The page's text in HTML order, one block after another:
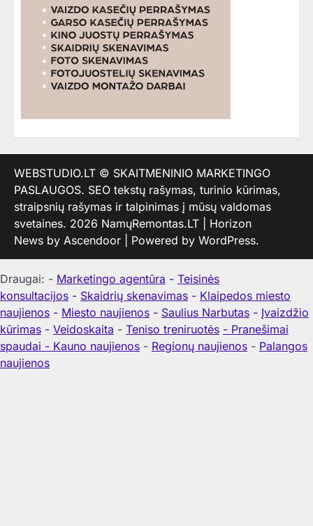
WEBSTUDIO.LT © SKAITMENINIO MARKETINGO
PASLAUGOS. SEO tekstų rašymas, turinio kūrimas,
straipsnių rašymas ir talpinimas į mūsų valdomas
svetaines. 2026 NamųRemontas.LT | Horizon
News by Ascendoor | Powered by WordPress.
Draugai: - Marketingo agentūra - Teisinės
konsultacijos - Skaidrių skenavimas - Klaipedos miesto
naujienos - Miesto naujienos - Saulius Narbutas - Įvaizdžio
kūrimas - Veidoskaita - Teniso treniruotės - Pranešimai
spaudai - Kauno naujienos - Regionų naujienos - Palangos
naujienos